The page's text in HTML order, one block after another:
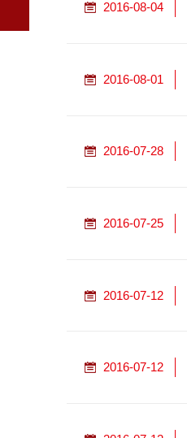
2016-08-04
2016-08-01
2016-07-28
2016-07-25
2016-07-12
2016-07-12